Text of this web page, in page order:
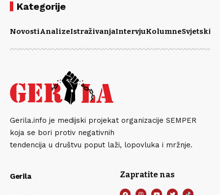
Kategorije
NovostiAnalizeIstraživanjaIntervjuKolumneSvjetski
Gerila.info je medijski projekat organizacije SEMPER
koja se bori protiv negativnih
tendencija u društvu poput laži, lopovluka i mržnje.
Gerila Zapratite nas